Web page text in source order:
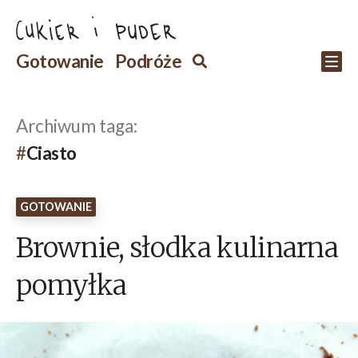
do
treści
Szukaj
Gotowanie Podróże Szukaj
Archiwum taga:
Ciasto
GOTOWANIE
Brownie, słodka kulinarna
pomyłka